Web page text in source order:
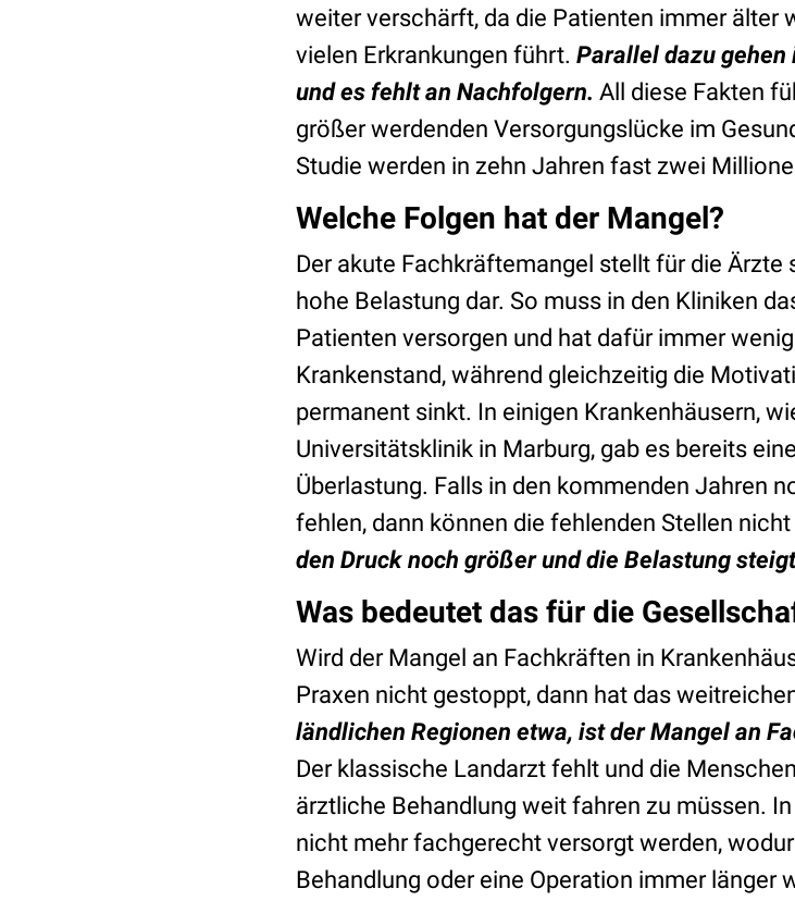
weiter verschärft, da die Patienten immer älter
vielen Erkrankungen führt. Parallel dazu
und es fehlt an Nachfolgern. All diese Fakten
größer werdenden Versorgungslücke im
Studie werden in zehn Jahren fast zwei
Welche Folgen hat der Mangel?
Der akute Fachkräftemangel stellt für die
hohe Belastung dar. So muss in den Kliniken
Patienten versorgen und hat dafür immer
Krankenstand, während gleichzeitig die
permanent sinkt. In einigen Krankenhäusern,
Universitätsklinik in Marburg, gab es bereits
Überlastung. Falls in den kommenden Jahren
fehlen, dann können die fehlenden Stellen
den Druck noch größer und die Belastung
Was bedeutet das für die
Wird der Mangel an Fachkräften in
Praxen nicht gestoppt, dann hat das
ländlichen Regionen etwa, ist der Mangel an
Der klassische Landarzt fehlt und die
ärztliche Behandlung weit fahren zu müssen.
nicht mehr fachgerecht versorgt werden,
Behandlung oder eine Operation immer länger